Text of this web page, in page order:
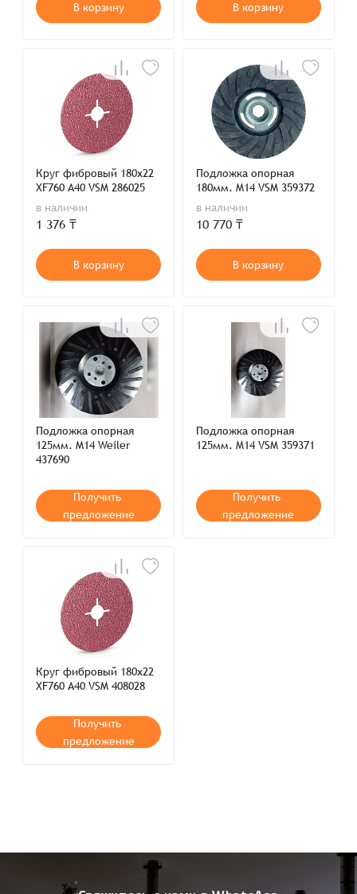
В корзину В корзину
Круг фибровый 180x22
XF760 A40 VSM 286025
в наличии
1 376 ₸
В корзину
Подложка опорная
180мм. M14 VSM 359372
в наличии
10 770 ₸
В корзину
Подложка опорная
125мм. M14 Weiler
437690
Получить
предложение
Подложка опорная
125мм. M14 VSM 359371
Получить
предложение
Круг фибровый 180x22
XF760 A40 VSM 408028
Получить
предложение